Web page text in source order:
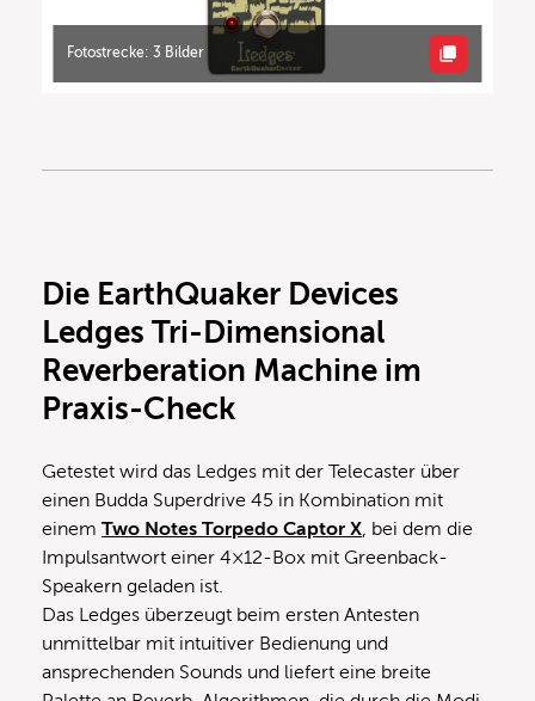
Fotostrecke: 3 Bilder
Die EarthQuaker Devices
Ledges Tri-Dimensional
Reverberation Machine im
Praxis-Check
Getestet wird das Ledges mit der Telecaster über
einen Budda Superdrive 45 in Kombination mit
einem Two Notes Torpedo Captor X, bei dem die
Impulsantwort einer 4×12-Box mit Greenback-
Speakern geladen ist.
Das Ledges überzeugt beim ersten Antesten
unmittelbar mit intuitiver Bedienung und
ansprechenden Sounds und liefert eine breite